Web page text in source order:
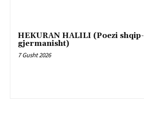
HEKURAN HALILI (Poezi shqip-
gjermanisht)
7 Gusht 2026